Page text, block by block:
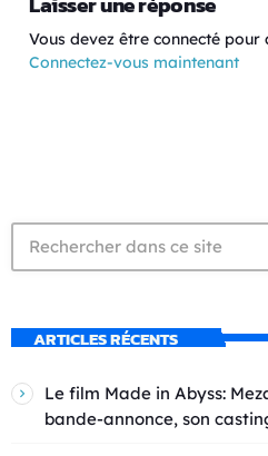
Vous devez être connecté
Connectez-vous maintenant
ARTICLES RÉCENTS
Le film Made in Abyss:
bande-annonce, son